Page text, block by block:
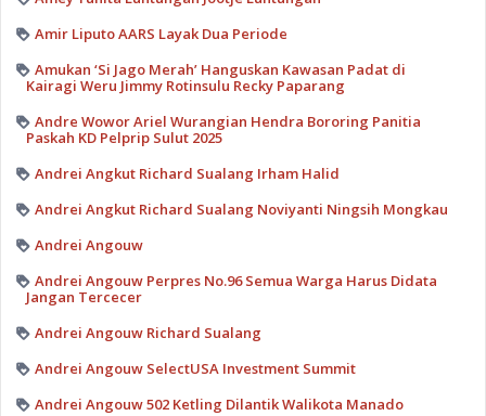
Amir Liputo AARS Layak Dua Periode
Amukan ‘Si Jago Merah’ Hanguskan Kawasan Padat di
Kairagi Weru Jimmy Rotinsulu Recky Paparang
Andre Wowor Ariel Wurangian Hendra Bororing Panitia
Paskah KD Pelprip Sulut 2025
Andrei Angkut Richard Sualang Irham Halid
Andrei Angkut Richard Sualang Noviyanti Ningsih Mongkau
Andrei Angouw
Andrei Angouw Perpres No.96 Semua Warga Harus Didata
Jangan Tercecer
Andrei Angouw Richard Sualang
Andrei Angouw SelectUSA Investment Summit
Andrei Angouw 502 Ketling Dilantik Walikota Manado